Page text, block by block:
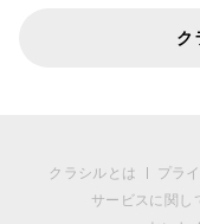
ク
クラシルとは プラ
サービスに関し